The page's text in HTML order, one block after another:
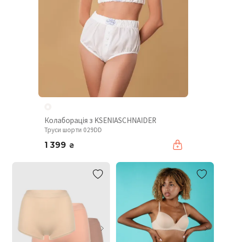
Колаборація з KSENIASCHNAIDER
Труси шорти 029DD
1 399 ₴